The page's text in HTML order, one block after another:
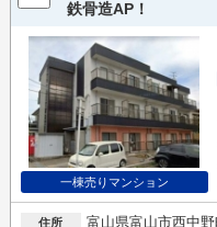
鉄骨造AP！
一棟売りマンション
住所 富山県富山市西中野